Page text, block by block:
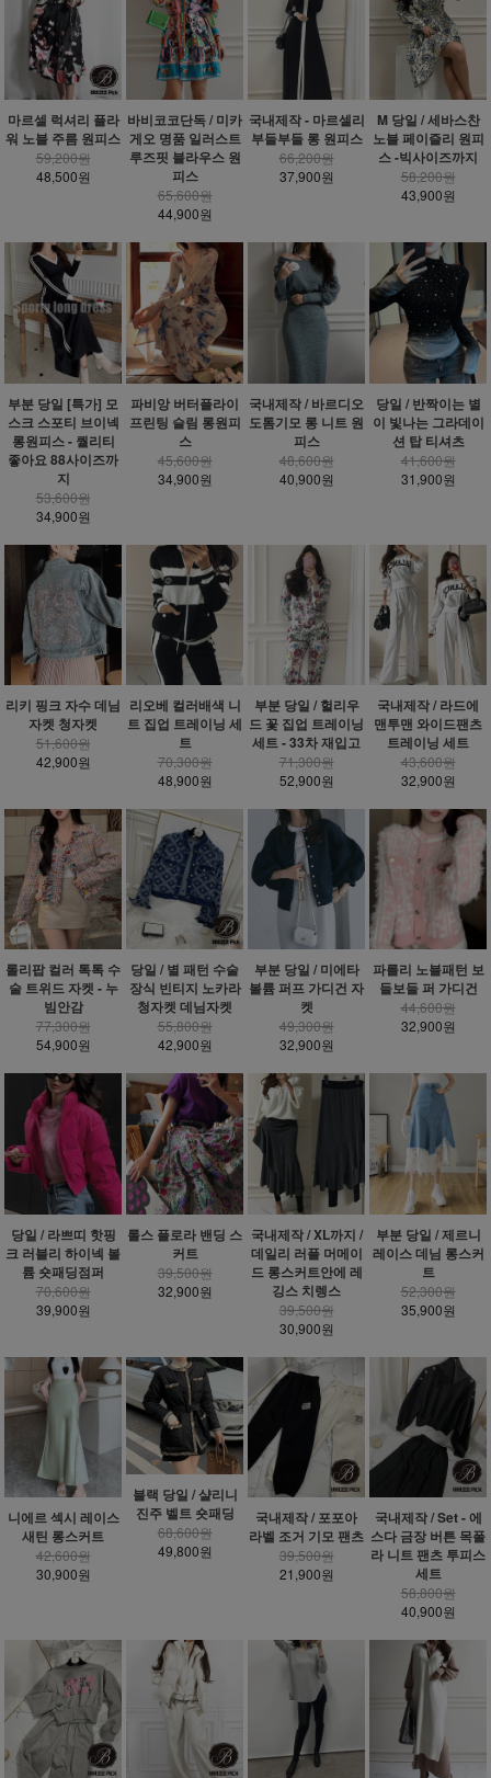
마르셀 럭셔리 플라
워 노블 주름 원피스
59,200원
48,500원
바비코코단독 / 미카
게오 명품 일러스트
루즈핏 블라우스 원
피스
65,600원
44,900원
국내제작 - 마르셀리
부들부들 롱 원피스
66,200원
37,900원
M 당일 / 세바스찬
노블 페이즐리 원피
스 -빅사이즈까지
58,200원
43,900원
부분 당일 [특가] 모
스크 스포티 브이넥
롱원피스 - 퀄리티
좋아요 88사이즈까
지
53,600원
34,900원
파비앙 버터플라이
프린팅 슬림 롱원피
스
45,600원
34,900원
국내제작 / 바르디오
도톰기모 롱 니트 원
피스
48,600원
40,900원
당일 / 반짝이는 별
이 빛나는 그라데이
션 탑 티셔츠
41,600원
31,900원
리키 핑크 자수 데님
자켓 청자켓
51,600원
42,900원
리오베 컬러배색 니
트 집업 트레이닝 세
트
70,300원
48,900원
부분 당일 / 헐리우
드 꽃 집업 트레이닝
세트 - 33차 재입고
71,300원
52,900원
국내제작 / 라드에
맨투맨 와이드팬츠
트레이닝 세트
43,600원
32,900원
롤리팝 컬러 톡톡 수
술 트위드 자켓 - 누
빔안감
77,300원
54,900원
당일 / 별 패턴 수술
장식 빈티지 노카라
청자켓 데님자켓
55,800원
42,900원
부분 당일 / 미에타
볼륨 퍼프 가디건 자
켓
49,300원
32,900원
파를리 노블패턴 보
들보들 퍼 가디건
44,600원
32,900원
당일 / 라쁘띠 핫핑
크 러블리 하이넥 볼
륨 숏패딩점퍼
70,600원
39,900원
롤스 플로라 밴딩 스
커트
39,500원
32,900원
국내제작 / XL까지 /
데일리 러플 머메이
드 롱스커트안에 레
깅스 치렝스
39,500원
30,900원
부분 당일 / 제르니
레이스 데님 롱스커
트
52,300원
35,900원
니에르 섹시 레이스
새틴 롱스커트
42,600원
30,900원
블랙 당일 / 샬리니
진주 벨트 숏패딩
68,600원
49,800원
국내제작 / 포포아
라벨 조거 기모 팬츠
39,500원
21,900원
국내제작 / Set - 에
스다 금장 버튼 목폴
라 니트 팬츠 투피스
세트
58,800원
40,900원